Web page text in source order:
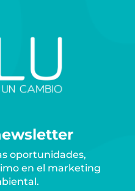
oportunidades,
en el marketing